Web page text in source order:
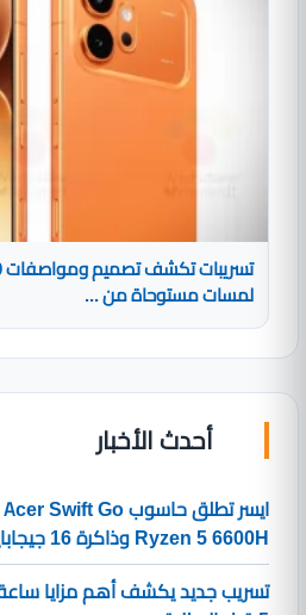
لمسات مستوحاة من ...
أحدث الأخبار
Ryzen 5 6600H وذاكرة 16 جيجابايت